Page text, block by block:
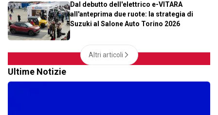
Dal debutto dell'elettrico e-VITARA
all'anteprima due ruote: la strategia di
Suzuki al Salone Auto Torino 2026
Altri articoli
Ultime Notizie